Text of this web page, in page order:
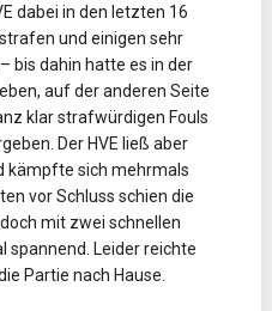
dabei in den letzten 16
und einigen sehr
bis dahin hatte es in der
auf der anderen Seite
klar strafwürdigen Fouls
Der HVE ließ aber
kämpfte sich mehrmals
vor Schluss schien die
mit zwei schnellen
spannend. Leider reichte
Partie nach Hause.